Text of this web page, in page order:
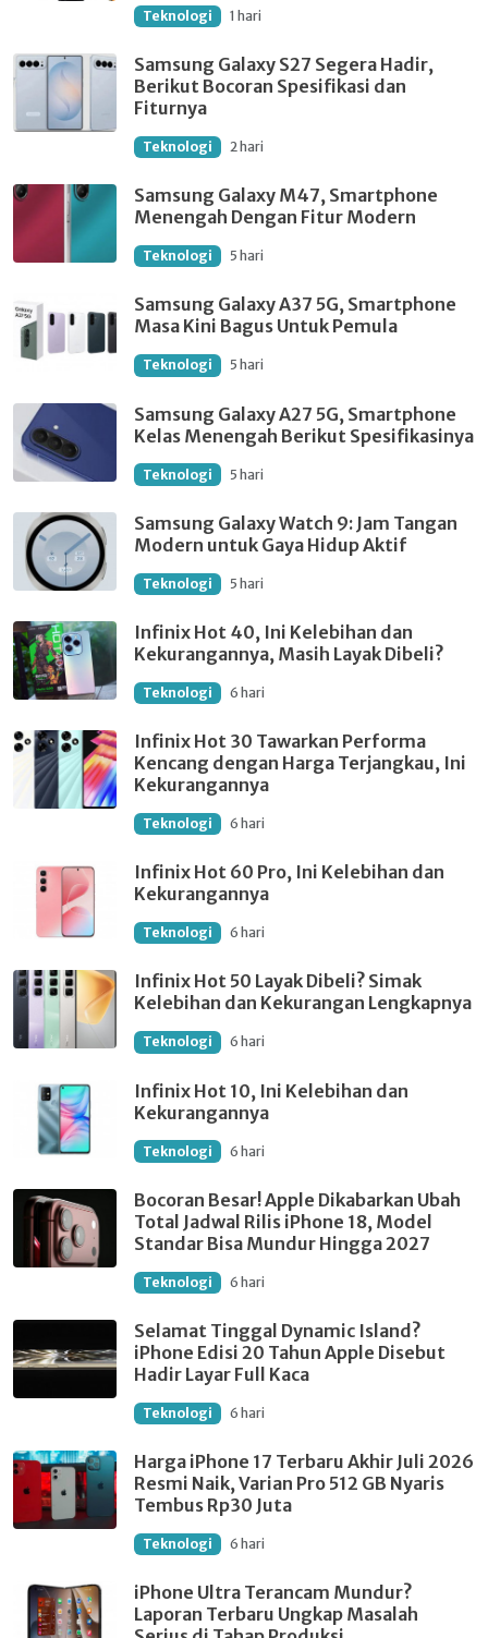
Teknologi 1 hari
Samsung Galaxy S27 Segera Hadir,
Berikut Bocoran Spesifikasi dan
Fiturnya
Teknologi 2 hari
Samsung Galaxy M47, Smartphone
Menengah Dengan Fitur Modern
Teknologi 5 hari
Samsung Galaxy A37 5G, Smartphone
Masa Kini Bagus Untuk Pemula
Teknologi 5 hari
Samsung Galaxy A27 5G, Smartphone
Kelas Menengah Berikut Spesifikasinya
Teknologi 5 hari
Samsung Galaxy Watch 9: Jam Tangan
Modern untuk Gaya Hidup Aktif
Teknologi 5 hari
Infinix Hot 40, Ini Kelebihan dan
Kekurangannya, Masih Layak Dibeli?
Teknologi 6 hari
Infinix Hot 30 Tawarkan Performa
Kencang dengan Harga Terjangkau, Ini
Kekurangannya
Teknologi 6 hari
Infinix Hot 60 Pro, Ini Kelebihan dan
Kekurangannya
Teknologi 6 hari
Infinix Hot 50 Layak Dibeli? Simak
Kelebihan dan Kekurangan Lengkapnya
Teknologi 6 hari
Infinix Hot 10, Ini Kelebihan dan
Kekurangannya
Teknologi 6 hari
Bocoran Besar! Apple Dikabarkan Ubah
Total Jadwal Rilis iPhone 18, Model
Standar Bisa Mundur Hingga 2027
Teknologi 6 hari
Selamat Tinggal Dynamic Island?
iPhone Edisi 20 Tahun Apple Disebut
Hadir Layar Full Kaca
Teknologi 6 hari
Harga iPhone 17 Terbaru Akhir Juli 2026
Resmi Naik, Varian Pro 512 GB Nyaris
Tembus Rp30 Juta
Teknologi 6 hari
iPhone Ultra Terancam Mundur?
Laporan Terbaru Ungkap Masalah